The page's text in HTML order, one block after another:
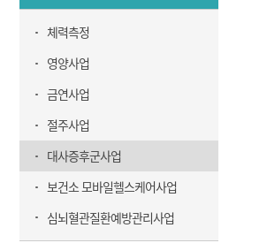
체력측정
영양사업
금연사업
절주사업
대사증후군사업
보건소 모바일헬스케어사업
심뇌혈관질환예방관리사업